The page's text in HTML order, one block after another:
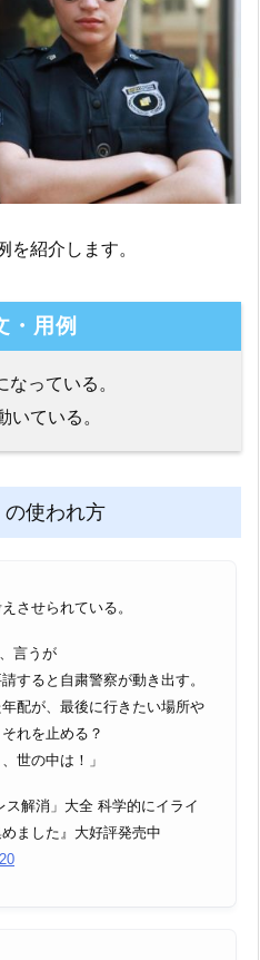
を紹介します。
・用例
っている。
いている。
使われ方
させられている。
言うが
すると自粛警察が動き出す。
配が、最後に行きたい場所や
れを止める？
世の中は！」
解消」大全 科学的にイライ
ました』大好評発売中